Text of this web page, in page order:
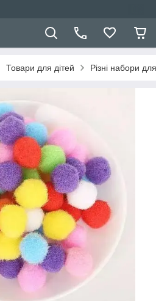
Товари для дітей Різні набори